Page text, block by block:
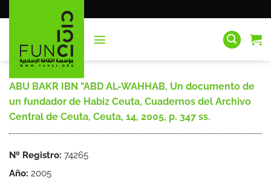
al
ABU BAKR IBN "ABD AL-WAHHAB, Un documento de
un fundador de Habiz Ceuta, Cuadernos del Archivo
Central de Ceuta, Ceuta, 14, 2005, p. 347 ss.
Nº Registro: 74265
Año: 2005